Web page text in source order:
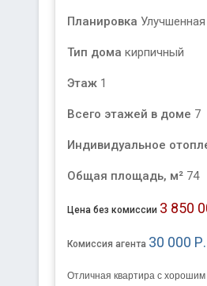
Планировка Улучшенная
Тип дома кирпичный
Этаж 1
Всего этажей в доме 7
Индивидуальное
Общая площадь, м² 74
Цена без комиссии 3 850
Комиссия агента 30 000 Р.
Отличная квартира с